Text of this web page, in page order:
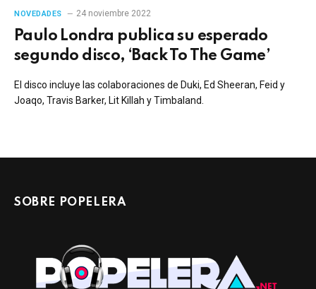
NOVEDADES 24 noviembre 2022
Paulo Londra publica su esperado
segundo disco, ‘Back To The Game’
El disco incluye las colaboraciones de Duki, Ed Sheeran, Feid y
Joaqo, Travis Barker, Lit Killah y Timbaland.
SOBRE POPELERA